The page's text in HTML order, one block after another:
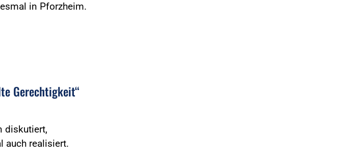
in Pforzheim.
Gerechtigkeit“
diskutiert,
auch realisiert.